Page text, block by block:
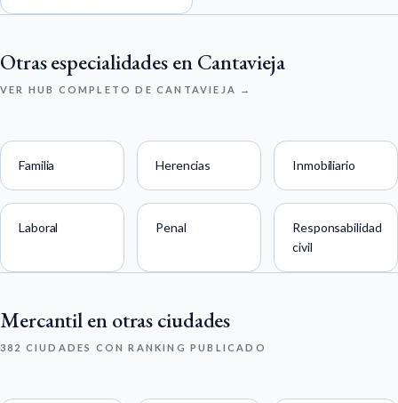
Otras especialidades en Cantavieja
VER HUB COMPLETO DE CANTAVIEJA →
Familia Herencias Inmobiliario
Laboral Penal
Responsabilidad
civil
Mercantil en otras ciudades
382 CIUDADES CON RANKING PUBLICADO